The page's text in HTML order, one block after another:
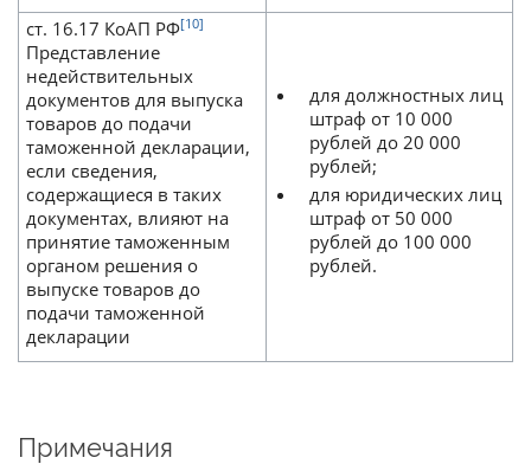
ст. 16.17 КоАП РФ[10]
Представление
недействительных
документов для выпуска
товаров до подачи
таможенной декларации,
если сведения,
содержащиеся в таких
документах, влияют на
принятие таможенным
органом решения о
выпуске товаров до
подачи таможенной
декларации
для должностных лиц
штраф от 10 000
рублей до 20 000
рублей;
для юридических лиц
штраф от 50 000
рублей до 100 000
рублей.
Примечания